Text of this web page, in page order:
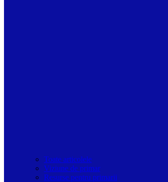
Toate articolele
Viziune de primar
Resurse pentru primarii